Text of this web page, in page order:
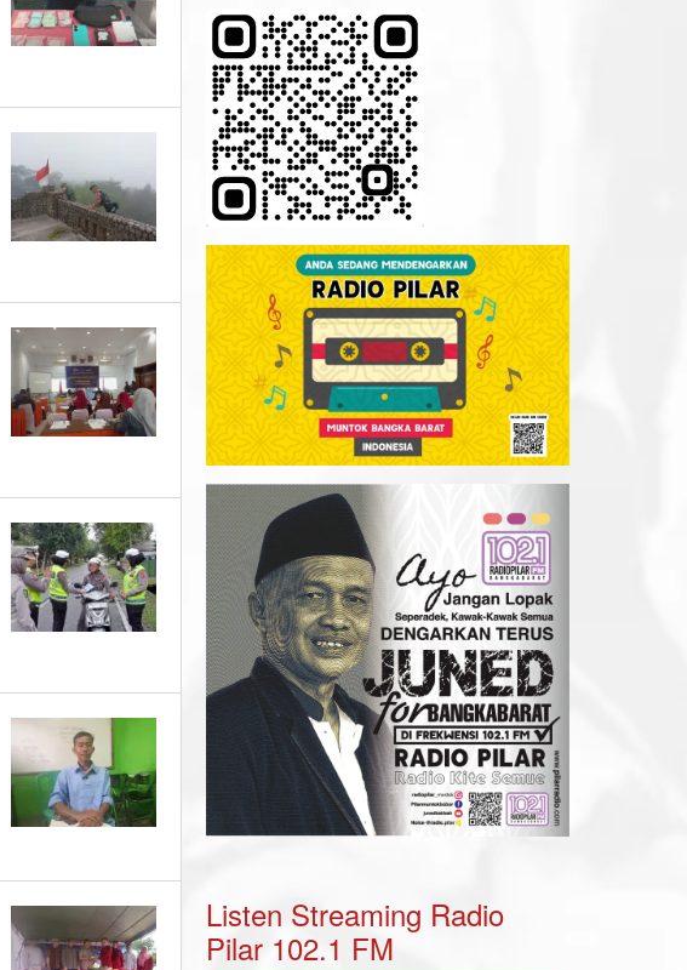
Listen Streaming Radio
Pilar 102.1 FM